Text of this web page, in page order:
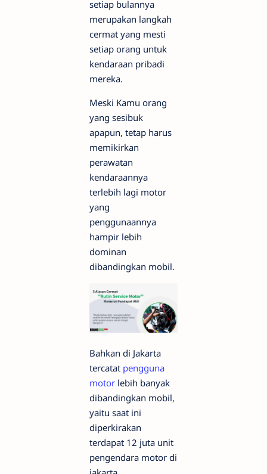
setiap bulannya
merupakan langkah
cermat yang mesti
setiap orang untuk
kendaraan pribadi
mereka.
Meski Kamu orang
yang sesibuk
apapun, tetap harus
memikirkan
perawatan
kendaraannya
terlebih lagi motor
yang
penggunaannya
hampir lebih
dominan
dibandingkan mobil.
Bahkan di Jakarta
tercatat pengguna
motor lebih banyak
dibandingkan mobil,
yaitu saat ini
diperkirakan
terdapat 12 juta unit
pengendara motor di